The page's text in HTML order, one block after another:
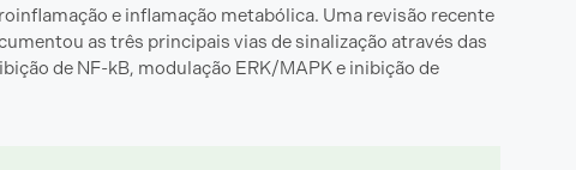
e inflamação metabólica. Uma revisão recente
as três principais vias de sinalização através das
de NF-kB, modulação ERK/MAPK e inibição de